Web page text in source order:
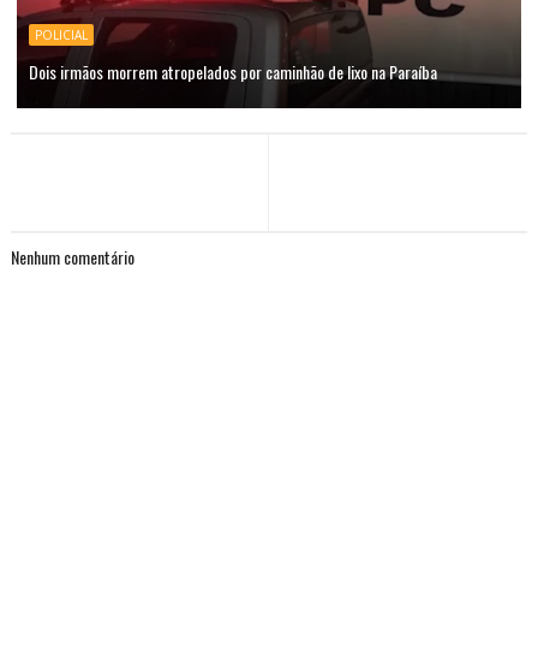
POLICIAL
Dois irmãos morrem atropelados por caminhão de lixo na Paraíba
Nenhum comentário